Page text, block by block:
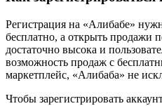
Регистрация на «Алибабе»
бесплатно, а открыть продажи
достаточно высока и
возможность продаж с
маркетплейс, «Алибаба» не
Чтобы зарегистрировать